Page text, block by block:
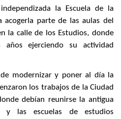
la Escuela de la
acogerla parte de las aulas del
la calle de los Estudios, donde
años ejerciendo su actividad
modernizar y poner al día la
los trabajos de la Ciudad
debían reunirse la antigua
y las escuelas de estudios